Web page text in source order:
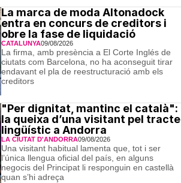
La marca de moda Altonadock
entra en concurs de creditors i
obre la fase de liquidació
CATALUNYA09/08/2026
La firma, amb presència a El Corte Inglés de
ciutats com Barcelona, no ha aconseguit tirar
endavant el pla de reestructuració amb els
creditors
"Per dignitat, mantinc el català":
la queixa d’una visitant pel tracte
lingüístic a Andorra
LA CIUTAT D'ANDORRA09/08/2026
Una visitant habitual lamenta que, tot i ser
l’única llengua oficial del país, en alguns
negocis del Principat li responguin en castellà
quan s’hi adreça